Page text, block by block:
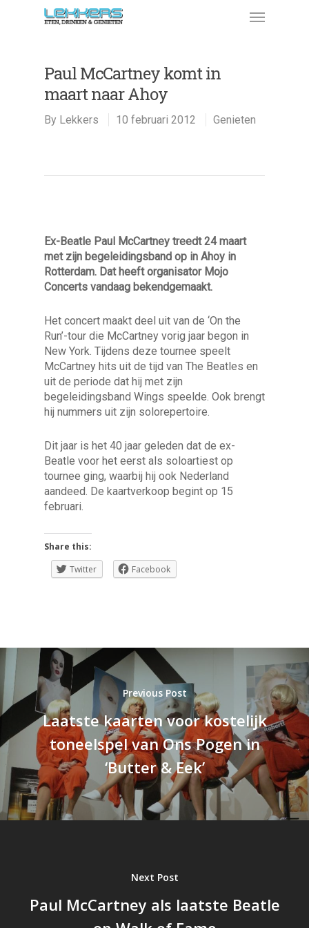
Paul McCartney komt in
maart naar Ahoy
By Lekkers 10 februari 2012 Genieten
Ex-Beatle Paul McCartney treedt 24 maart
met zijn begeleidingsband op in Ahoy in
Rotterdam. Dat heeft organisator Mojo
Concerts vandaag bekendgemaakt.
Het concert maakt deel uit van de ‘On the
Run’-tour die McCartney vorig jaar begon in
New York. Tijdens deze tournee speelt
McCartney hits uit de tijd van The Beatles en
uit de periode dat hij met zijn
begeleidingsband Wings speelde. Ook brengt
hij nummers uit zijn solorepertoire.
Dit jaar is het 40 jaar geleden dat de ex-
Beatle voor het eerst als soloartiest op
tournee ging, waarbij hij ook Nederland
aandeed. De kaartverkoop begint op 15
februari.
Share this:
Twitter
Facebook
Previous Post
Laatste kaarten voor kostelijk
toneelspel van Ons Pogen in
‘Butter & Eek’
Next Post
Paul McCartney als laatste Beatle